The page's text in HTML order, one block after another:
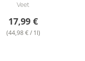
Veet
17,99 €
(44,98 € / 1l)